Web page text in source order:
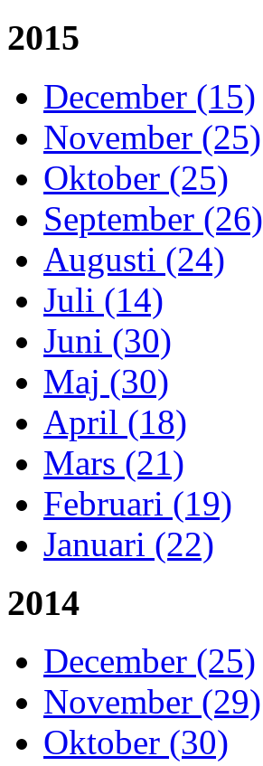
2015
December (15)
November (25)
Oktober (25)
September (26)
Augusti (24)
Juli (14)
Juni (30)
Maj (30)
April (18)
Mars (21)
Februari (19)
Januari (22)
2014
December (25)
November (29)
Oktober (30)